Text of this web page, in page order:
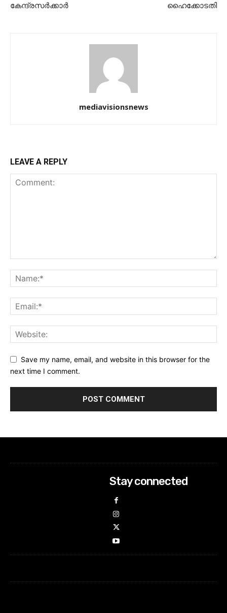
കേന്ദ്രസര്‍ക്കാര്‍
ഹൈക്കോടതി
mediavisionsnews
LEAVE A REPLY
Save my name, email, and website in this browser for the
next time I comment.
Stay connected